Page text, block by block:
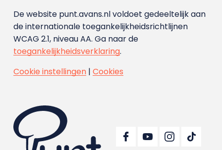
De website punt.avans.nl voldoet gedeeltelijk aan
de internationale toegankelijkheidsrichtlijnen
WCAG 2.1, niveau AA. Ga naar de
toegankelijkheidsverklaring.
Cookie instellingen| Cookies